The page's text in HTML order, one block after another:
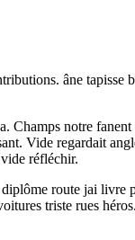
âne
notre
Vide regardait
réfléchir.
route jai
triste rues héros.